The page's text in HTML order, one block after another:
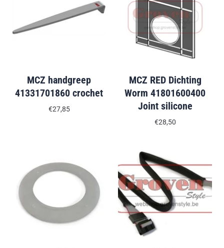
MCZ handgreep
41331701860 crochet
€27,85
MCZ RED Dichting
Worm 41801600400
Joint silicone
€28,50